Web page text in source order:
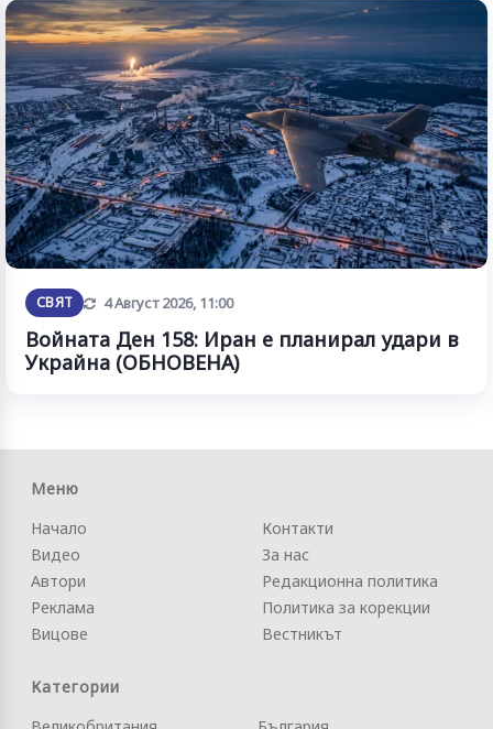
СВЯТ Обновена
4 Август 2026, 11:00
Войната Ден 158: Иран е планирал удари в
Украйна (ОБНОВЕНА)
Меню
Начало
Видео
Автори
Реклама
Вицове
Контакти
За нас
Редакционна политика
Политика за корекции
Вестникът
Категории